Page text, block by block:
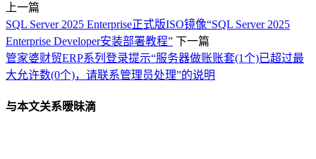
上一篇
SQL Server 2025 Enterprise正式版ISO镜像“SQL Server 2025
Enterprise Developer安装部署教程” 下一篇
管家婆财贸ERP系列登录提示“服务器做账账套(1个)已超过最
大允许数(0个)，请联系管理员处理”的说明
与本文关系暧昧滴